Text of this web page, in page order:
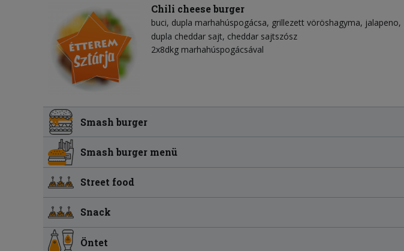
Chili cheese burger
buci dupla marhahúspogácsa grillezett vöröshagyma jalapeno
dupla cheddar sajt cheddar sajtszósz
2x8dkg marhahúspogácsával
Smash burger
Smash burger menü
Street food
Snack
Öntet